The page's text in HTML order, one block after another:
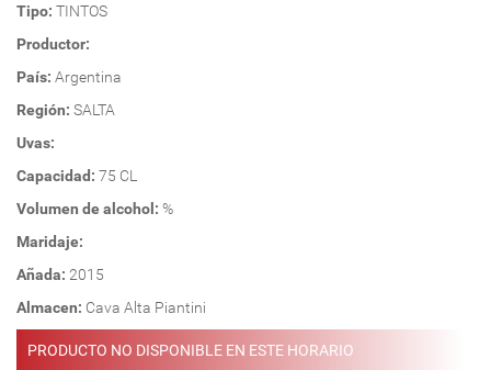
Tipo: TINTOS
Productor:
País: Argentina
Región: SALTA
Uvas:
Capacidad: 75 CL
Volumen de alcohol: %
Maridaje:
Añada: 2015
Almacen: Cava Alta Piantini
PRODUCTO NO DISPONIBLE EN ESTE HORARIO